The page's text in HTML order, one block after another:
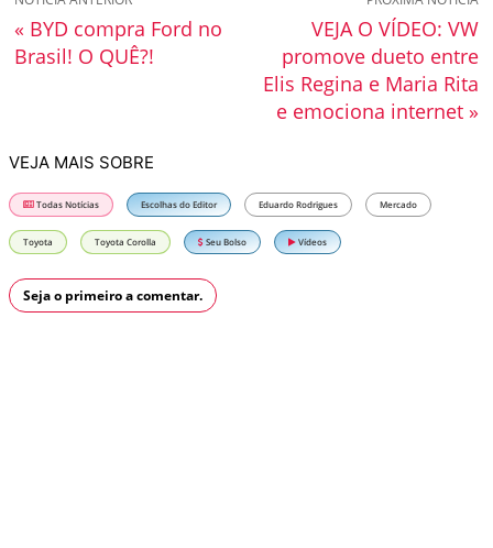
VEJA O VÍDEO: VW
promove dueto entre
Elis Regina e Maria Rita
e emociona internet »
« BYD compra Ford no
Brasil! O QUÊ?!
VEJA MAIS SOBRE
Todas Notícias Escolhas do Editor Eduardo Rodrigues Mercado
Toyota Toyota Corolla Seu Bolso Vídeos
Seja o primeiro a comentar.